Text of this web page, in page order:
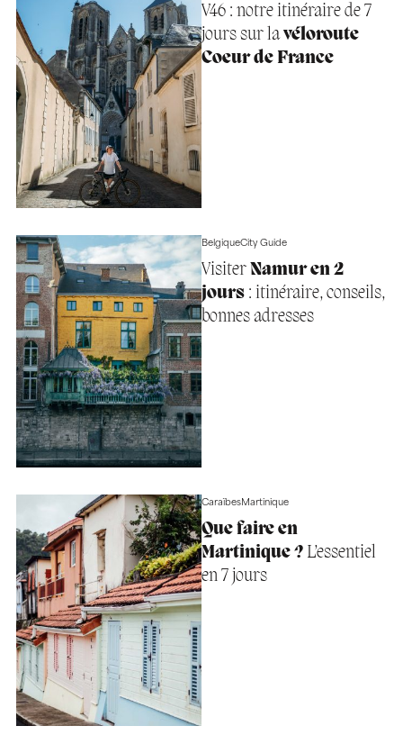
V46 : notre itinéraire de 7
jours sur lavéloroute
Coeur de France
BelgiqueCity Guide
Visiter Namur en 2
jours: itinéraire, conseils,
bonnes adresses
CaraïbesMartinique
Que faire en
Martinique ?L’essentiel
en 7 jours